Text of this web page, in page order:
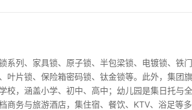
系列、家具锁、原子锁、半包梁锁、电镀锁、铁门
叶片锁、保险箱密码锁、钛金锁等。此外，集团
校，涵盖小学、初中、高中；幼儿园是集日托与
商务与旅游酒店，集住宿、餐饮、KTV、浴足等